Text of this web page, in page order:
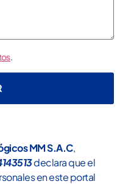
.
MM S.A.C,
declara que el
en este portal